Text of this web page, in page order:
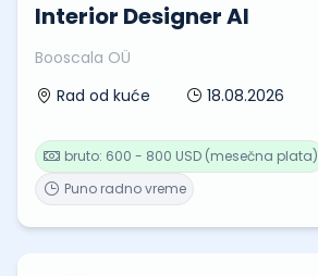
Interior Designer AI
Booscala OÜ
Rad od kuće
18.08.2026
Puno radno vreme
bruto: 600 - 800 USD (mesečna plata)